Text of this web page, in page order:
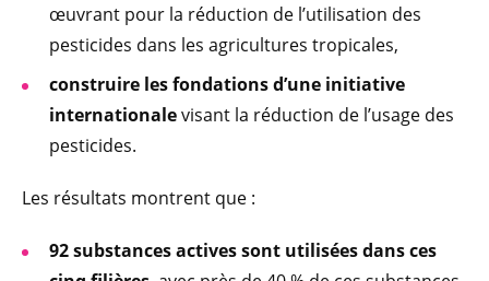
œuvrant pour la réduction de l’utilisation des
pesticides dans les agricultures tropicales,
construire les fondations d’une initiative
internationalevisant la réduction de l’usage des
pesticides.
Les résultats montrent que :
92 substances actives sont utilisées dans ces